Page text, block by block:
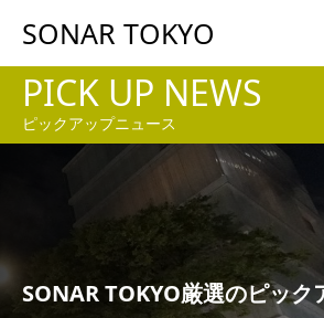
SONAR TOKYO
PICK UP NEWS
ピックアップニュース
SONAR TOKYO厳選のピック